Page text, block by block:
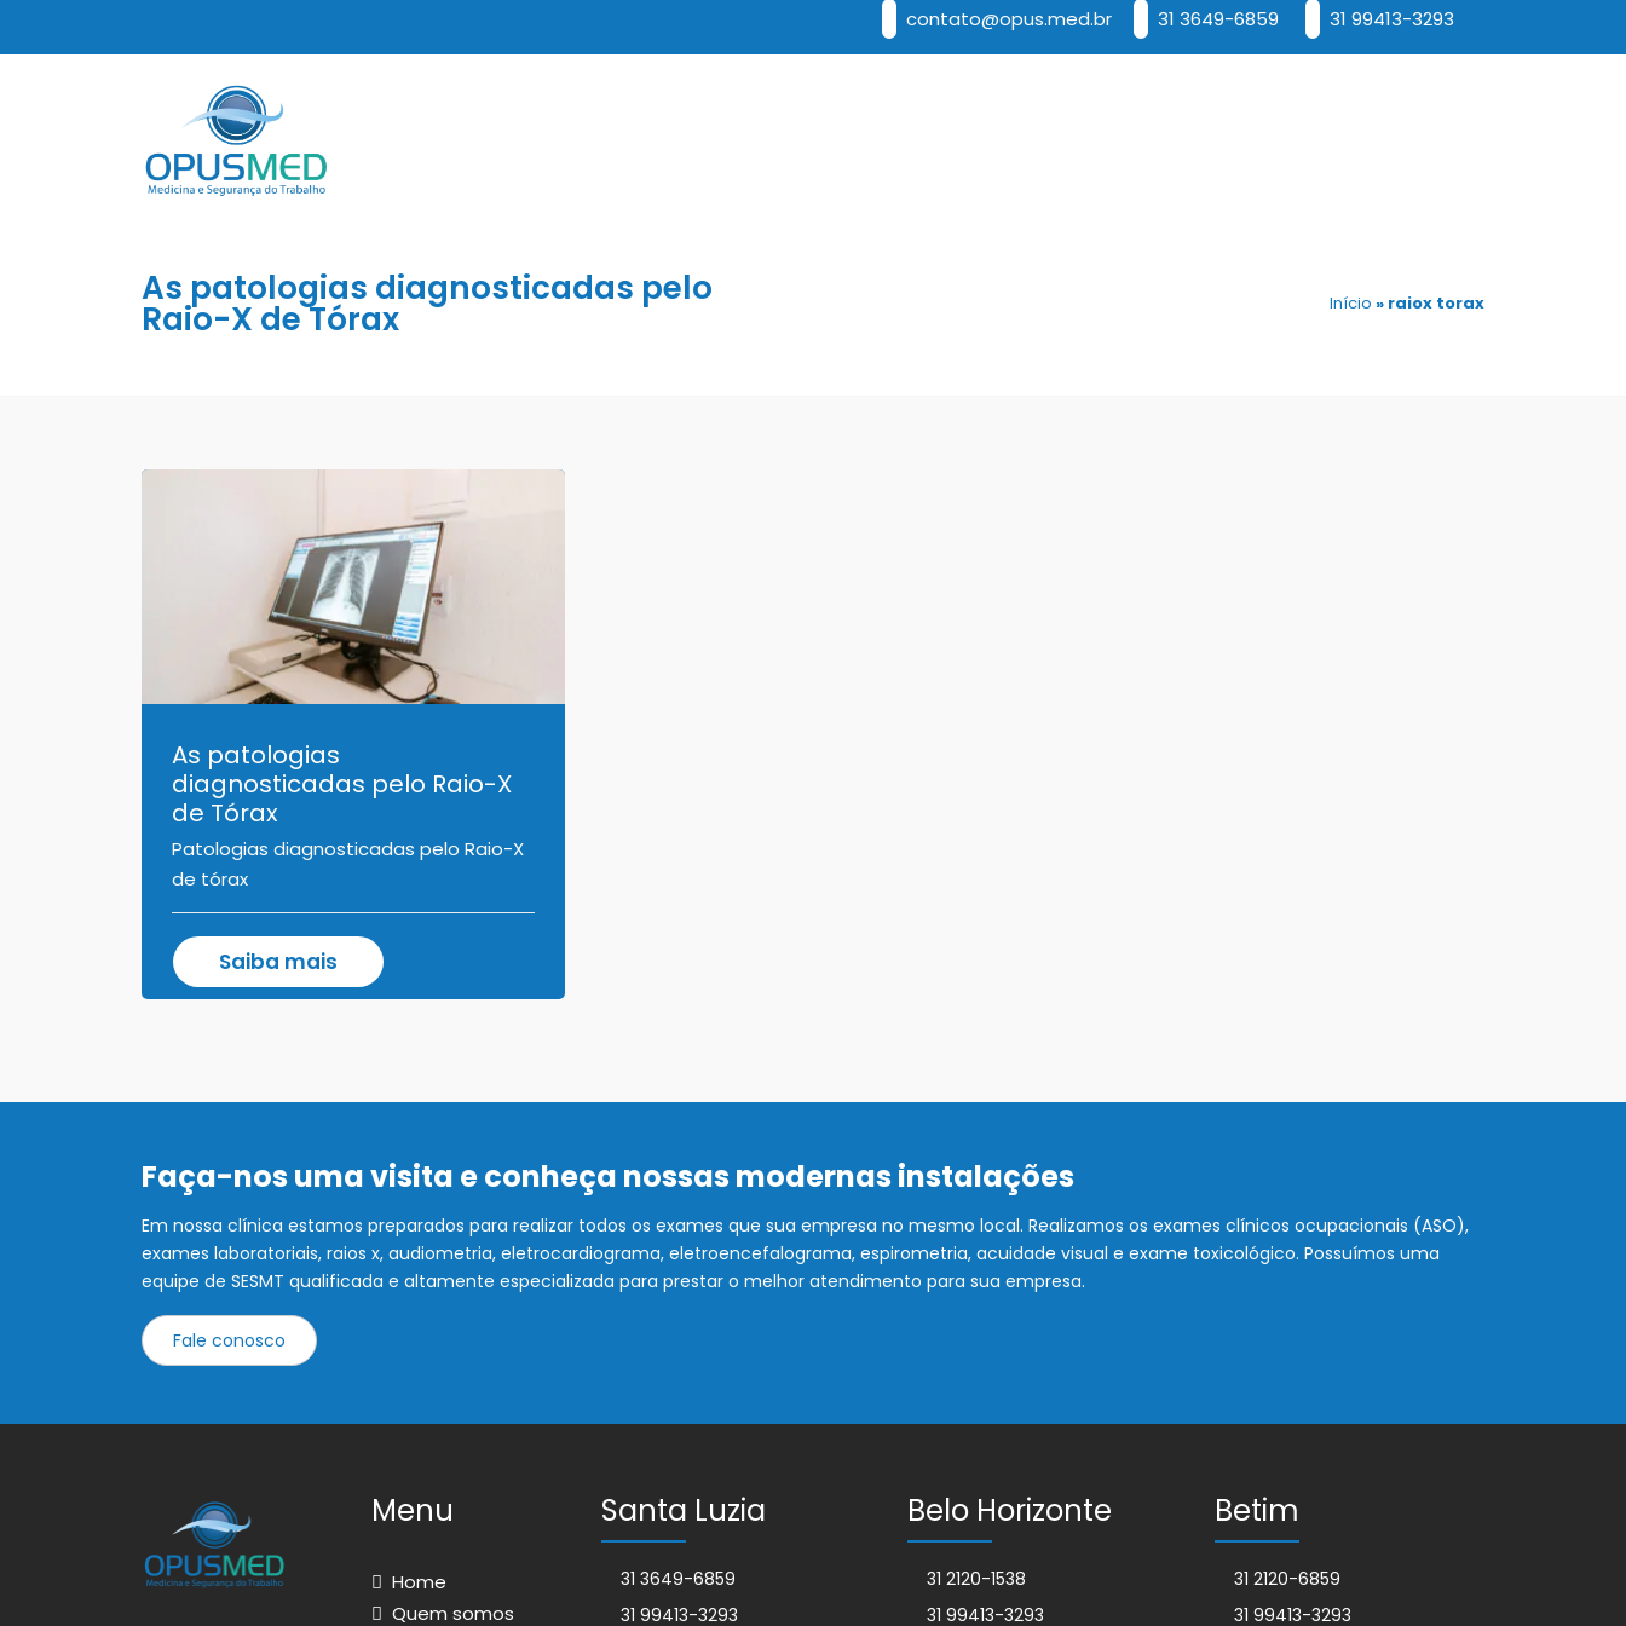
contato@opus.med.br 31 3649-6859 31 99413-3293
As patologias diagnosticadas pelo
Raio-X de Tórax Início » raiox torax
As patologias
diagnosticadas pelo Raio-X
de Tórax
Patologias diagnosticadas pelo Raio-X
de tórax
Saiba mais
Faça-nos uma visita e conheça nossas modernas instalações
Em nossa clínica estamos preparados para realizar todos os exames que sua empresa no mesmo local. Realizamos os exames clínicos ocupacionais (ASO),
exames laboratoriais, raios x, audiometria, eletrocardiograma, eletroencefalograma, espirometria, acuidade visual e exame toxicológico. Possuímos uma
equipe de SESMT qualificada e altamente especializada para prestar o melhor atendimento para sua empresa.
Fale conosco
Menu
Home
Quem somos
Santa Luzia
31 3649-6859
31 99413-3293
Belo Horizonte
31 2120-1538
31 99413-3293
Betim
31 2120-6859
31 99413-3293